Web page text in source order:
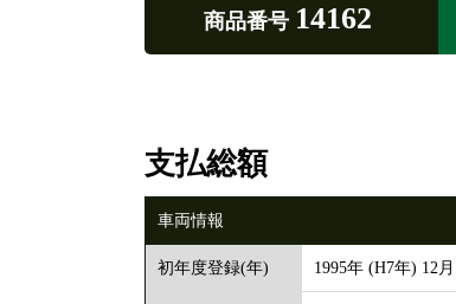
商品番号 14162
支払総額
車両情報
初年度登録(年) 1995年 (H7年) 12月